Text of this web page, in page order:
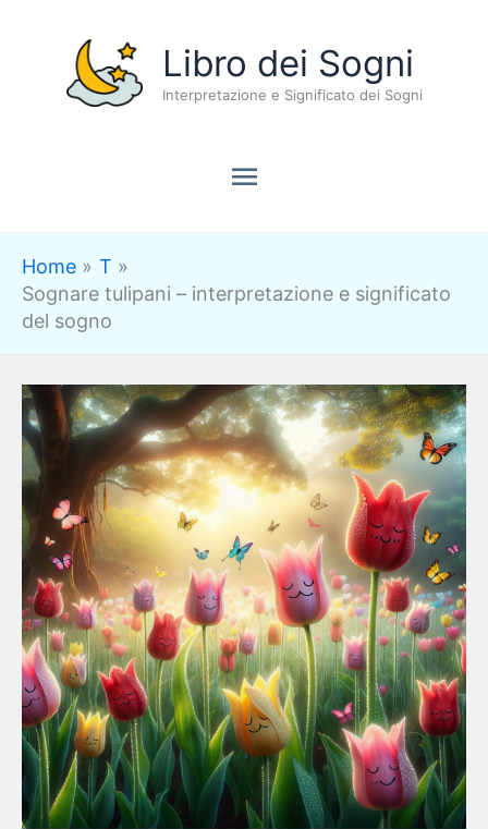
contenuto
Libro dei Sogni
Interpretazione e Significato dei Sogni
Menu
principale
Home
T
Sognare tulipani – interpretazione e significato
del sogno